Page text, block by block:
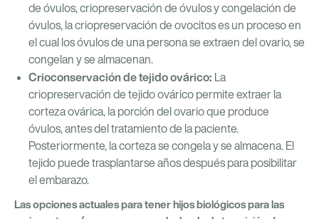
de óvulos, criopreservación de óvulos y congelación de
óvulos, la criopreservación de ovocitos es un proceso en
el cual los óvulos de una persona se extraen del ovario, se
congelan y se almacenan.
Crioconservación de tejido ovárico: La
criopreservación de tejido ovárico permite extraer la
corteza ovárica, la porción del ovario que produce
óvulos, antes del tratamiento de la paciente.
Posteriormente, la corteza se congela y se almacena. El
tejido puede trasplantarse años después para posibilitar
el embarazo.
Las opciones actuales para tener hijos biológicos para las